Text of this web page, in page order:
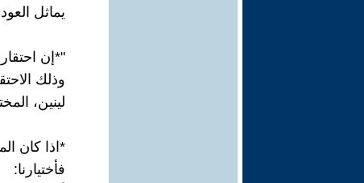
يماثل العودة
"*إن
وذلك
لينين،
*اذا كان
فأختيارنا: